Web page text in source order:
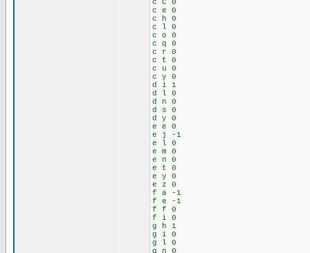
c C 0
c e 0
c h 0
c l 0
c o 0
c q 0
c r 0
c t 0
c u 0
c y 0
d i 1
d l 0
d n 0
d s 0
d y 0
e e 0
e j -1
e l 0
e m 0
e n 0
e t 0
e y 0
e z 0
f a -1
f e -1
f f 0
f i 0
g h 1
g i 0
g l 0
g n 0